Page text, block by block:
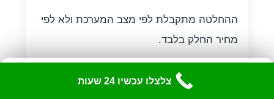
ההחלטה מתקבלת לפי מצב המערכת ולא לפי
מחיר החלק בלבד.
צלצלו עכשיו 24 שעות התאם את האתר לצרכיך